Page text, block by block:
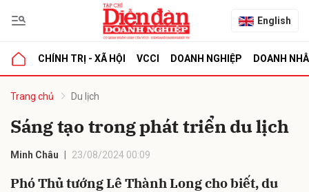
English
CHÍNH TRỊ - XÃ HỘI VCCI DOANH NGHIỆP DOANH
Trang chủ Du lịch
Sáng tạo trong phát triển du lịch
Minh Châu 23/08/2024 00:09
Phó Thủ tướng Lê Thành Long cho biết, du
luận